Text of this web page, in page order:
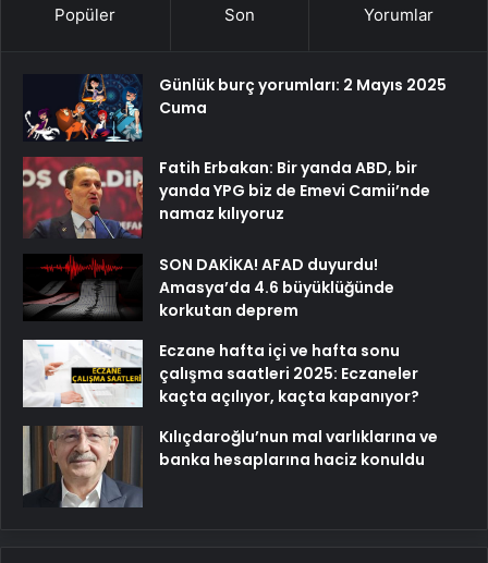
Popüler Son Yorumlar
Günlük burç yorumları: 2 Mayıs 2025
Cuma
Fatih Erbakan: Bir yanda ABD, bir
yanda YPG biz de Emevi Camii’nde
namaz kılıyoruz
SON DAKİKA! AFAD duyurdu!
Amasya’da 4.6 büyüklüğünde
korkutan deprem
Eczane hafta içi ve hafta sonu
çalışma saatleri 2025: Eczaneler
kaçta açılıyor, kaçta kapanıyor?
Kılıçdaroğlu’nun mal varlıklarına ve
banka hesaplarına haciz konuldu